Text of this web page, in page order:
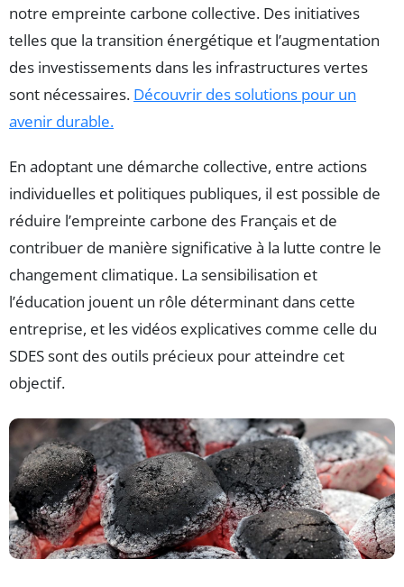
notre empreinte carbone collective. Des initiatives
telles que la transition énergétique et l’augmentation
des investissements dans les infrastructures vertes
sont nécessaires. Découvrir des solutions pour un
avenir durable.
En adoptant une démarche collective, entre actions
individuelles et politiques publiques, il est possible de
réduire l’empreinte carbone des Français et de
contribuer de manière significative à la lutte contre le
changement climatique. La sensibilisation et
l’éducation jouent un rôle déterminant dans cette
entreprise, et les vidéos explicatives comme celle du
SDES sont des outils précieux pour atteindre cet
objectif.